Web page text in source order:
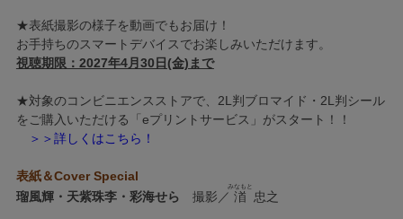
★表紙撮影の様子を動画でもお届け！
お手持ちのスマートデバイスでお楽しみいただけます。
視聴期限：2027年4月30日(金)まで
★対象のコンビニエンスストアで、2L判ブロマイド・2L判シール
をご購入いただける「eプリントサービス」がスタート！！
＞＞詳しくはこちら！
表紙＆Cover Special
瑠風輝・天紫珠李・彩海せら 撮影／ 渞
みなもと
忠之